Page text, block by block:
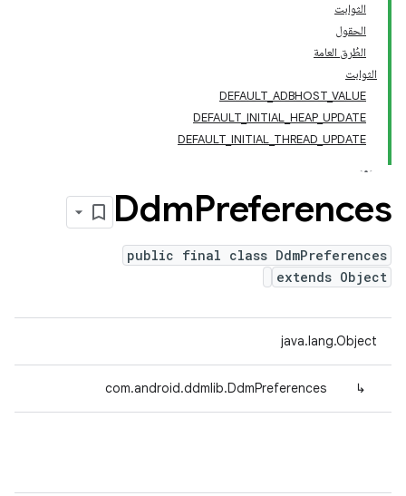
الثوابت
الحقول
الطُرق العامة
الثوابت
DEFAULT_ADBHOST_VALUE
DEFAULT_INITIAL_HEAP_UPDATE
DEFAULT_INITIAL_THREAD_UPDATE
DdmPreferences
public final class DdmPreferences
extends Object
java.lang.Object
↳
com.android.ddmlib.DdmPreferences